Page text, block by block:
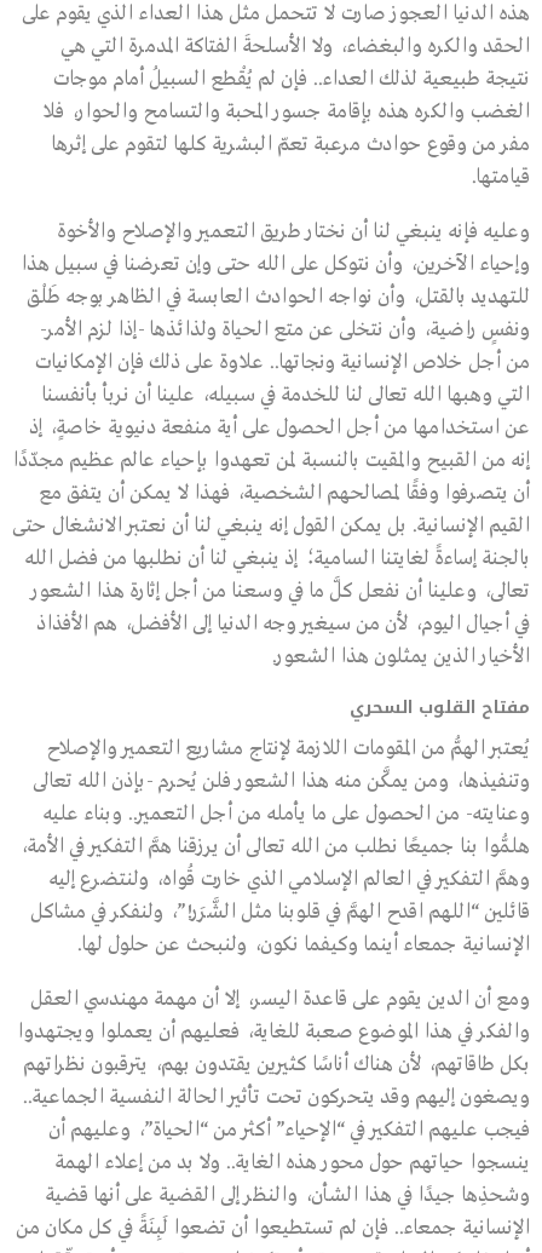
هذه الدنيا العجوز صارت لا تتحمل مثل هذا العداء الذي يقوم على
الحقد والكره والبغضاء، ولا الأسلحةَ الفتاكة المدمرة التي هي
نتيجة طبيعية لذلك العداء.. فإن لم يُقْطع السبيلُ أمام موجات
الغضب والكره هذه بإقامة جسور المحبة والتسامح والحوار، فلا
مفر من وقوع حوادث مرعبة تعمّ البشرية كلها لتقوم على إثرها
قيامتها.
وعليه فإنه ينبغي لنا أن نختار طريق التعمير والإصلاح والأخوة
وإحياء الآخرين، وأن نتوكل على الله حتى وإن تعرضنا في سبيل هذا
للتهديد بالقتل، وأن نواجه الحوادث العابسة في الظاهر بوجه طَلْق
ونفسٍ راضية، وأن نتخلى عن متع الحياة ولذائذها -إذا لزم الأمر-
من أجل خلاص الإنسانية ونجاتها.. علاوة على ذلك فإن الإمكانيات
التي وهبها الله تعالى لنا للخدمة في سبيله، علينا أن نربأ بأنفسنا
عن استخدامها من أجل الحصول على أية منفعة دنيوية خاصةٍ، إذ
إنه من القبيح والمقيت بالنسبة لمن تعهدوا بإحياء عالم عظيم مجدّدًا
أن يتصرفوا وفقًا لمصالحهم الشخصية، فهذا لا يمكن أن يتفق مع
القيم الإنسانية. بل يمكن القول إنه ينبغي لنا أن نعتبر الانشغال حتى
بالجنة إساءةً لغايتنا السامية؛ إذ ينبغي لنا أن نطلبها من فضل الله
تعالى، وعلينا أن نفعل كلَّ ما في وسعنا من أجل إثارة هذا الشعور
في أجيال اليوم، لأن من سيغير وجه الدنيا إلى الأفضل، هم الأفذاذ
الأخيار الذين يمثلون هذا الشعور.
مفتاح القلوب السحري
يُعتبر الهمُّ من المقومات اللازمة لإنتاج مشاريع التعمير والإصلاح
وتنفيذها، ومن يمكَّن منه هذا الشعور فلن يُحرم -بإذن الله تعالى
وعنايته- من الحصول على ما يأمله من أجل التعمير.. وبناء عليه
هلمُّوا بنا جميعًا نطلب من الله تعالى أن يرزقنا همَّ التفكير في الأمة،
وهمَّ التفكير في العالم الإسلامي الذي خارت قُواه، ولنتضرع إليه
قائلين “اللهم اقدح الهمَّ في قلوبنا مثل الشَّرَر!”، ولنفكر في مشاكل
الإنسانية جمعاء أينما وكيفما نكون، ولنبحث عن حلول لها.
ومع أن الدين يقوم على قاعدة اليسر، إلا أن مهمة مهندسي العقل
والفكر في هذا الموضوع صعبة للغاية، فعليهم أن يعملوا ويجتهدوا
بكل طاقاتهم، لأن هناك أناسًا كثيرين يقتدون بهم، يترقبون نظراتهم
ويصغون إليهم وقد يتحركون تحت تأثير الحالة النفسية الجماعية..
فيجب عليهم التفكير في “الإحياء” أكثر من “الحياة”، وعليهم أن
ينسجوا حياتهم حول محور هذه الغاية.. ولا بد من إعلاء الهمة
وشحذِها جيدًا في هذا الشأن، والنظر إلى القضية على أنها قضية
الإنسانية جمعاء.. فإن لم تستطيعوا أن تضعوا لَبِنَةً في كل مكان من